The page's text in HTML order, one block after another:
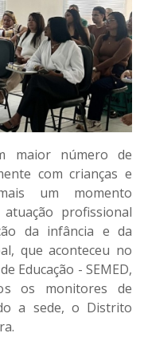
maior número de
com crianças e
um momento
profissional
da infância e da
que aconteceu no
Educação - SEMED,
os monitores de
a sede, o Distrito